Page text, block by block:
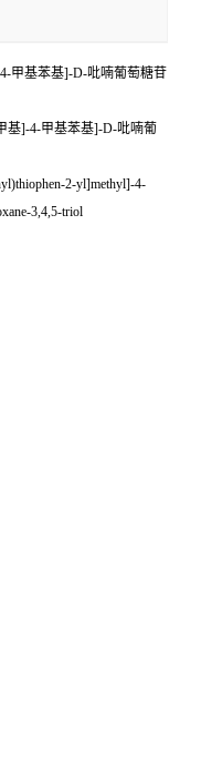
甲基苯基]-D-吡喃葡萄糖苷
基]-4-甲基苯基]-D-吡喃葡
2-yl]methyl]-4-
3,4,5-triol